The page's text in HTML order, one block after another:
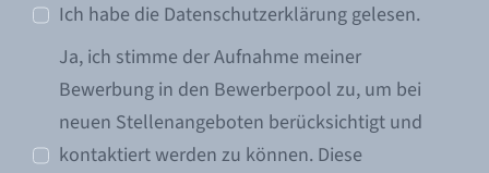
Ich habe die Datenschutzerklärung gelesen.
Ja, ich stimme der Aufnahme meiner
Bewerbung in den Bewerberpool zu, um bei
neuen Stellenangeboten berücksichtigt und
kontaktiert werden zu können. Diese